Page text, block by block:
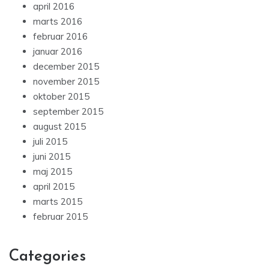
april 2016
marts 2016
februar 2016
januar 2016
december 2015
november 2015
oktober 2015
september 2015
august 2015
juli 2015
juni 2015
maj 2015
april 2015
marts 2015
februar 2015
Categories